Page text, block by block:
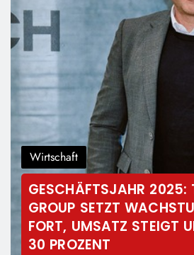
Wirtschaft
GESCHÄFTSJAHR 2025:
GROUP SETZT
FORT, UMSATZ STEIGT
30 PROZENT